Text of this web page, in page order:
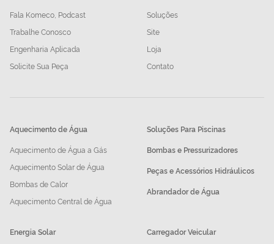
Fala Komeco, Podcast
Trabalhe Conosco
Engenharia Aplicada
Solicite Sua Peça
Soluções
Site
Loja
Contato
Aquecimento de Água
Aquecimento de Água a Gás
Aquecimento Solar de Água
Bombas de Calor
Aquecimento Central de Água
Soluções Para Piscinas
Bombas e Pressurizadores
Peças e Acessórios Hidráulicos
Abrandador de Água
Energia Solar
Carregador Veicular